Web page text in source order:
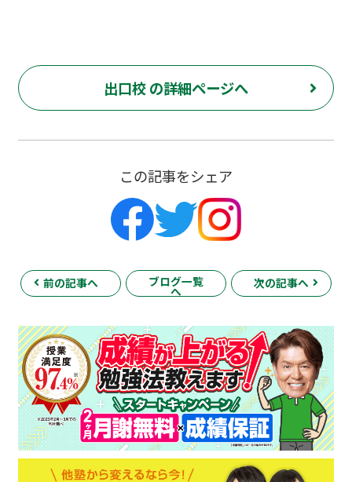
出口校 の詳細ページへ
この記事をシェア
前の記事へ ブログ一覧
へ
次の記事へ